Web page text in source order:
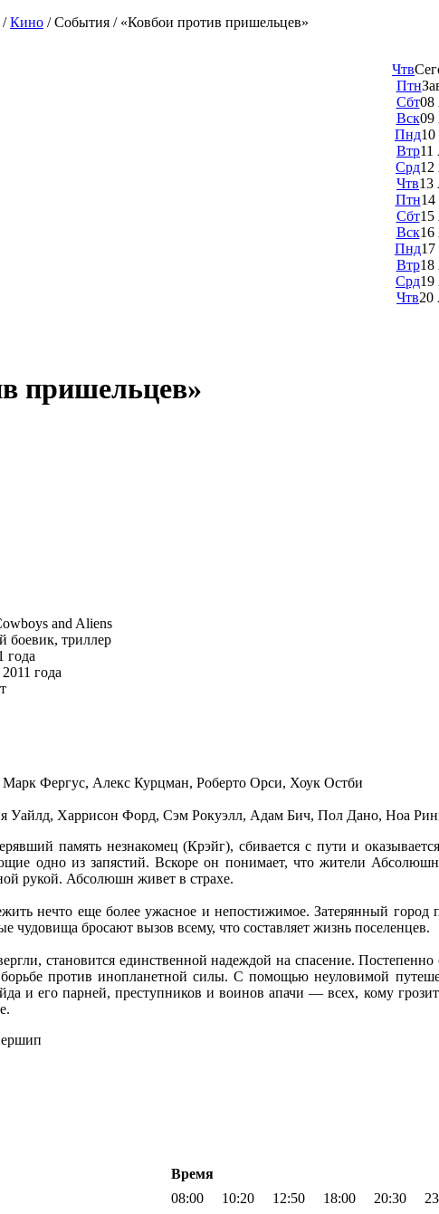
/Кино /События / «Ковбои против пришельцев»
Чтв
Птн
Сбт08
Вск09
Пнд
Втр11
Срд12
Чтв13
Птн
Сбт15
Вск16
Пнд
Втр18
Срд19
Чтв20
пришельцев»
and Aliens
боевик, триллер
года
года
Фергус, Алекс Курцман, Роберто Орси, Хоук Остби
Уайлд, Харрисон Форд, Сэм Рокуэлл, Адам Бич, Пол Дано, Ноа
память незнакомец (Крэйг), сбивается с пути и
одно из запястий. Вскоре он понимает, что жители
рукой. Абсолюшн живет в страхе.
нечто еще более ужасное и непостижимое. Затерянный город
чудовища бросают вызов всему, что составляет жизнь поселенцев.
становится единственной надеждой на спасение.
борьбе против инопланетной силы. С помощью неуловимой
и его парней, преступников и воинов апачи — всех, кому
Время
08:00 10:20 12:50 18:00 20:30